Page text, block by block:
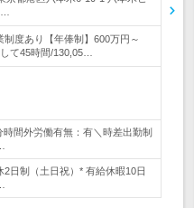
度あり【年俸制】600万円～
て45時間/130,05…
間外労働有無：有＼時差出勤制
日制（土日祝）* 有給休暇10日